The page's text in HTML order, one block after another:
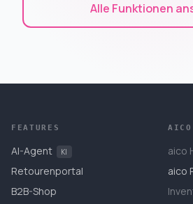
Alle Funktionen
FEATURES
AI-Agent KI
Retourenportal
B2B-Shop
aico
aico